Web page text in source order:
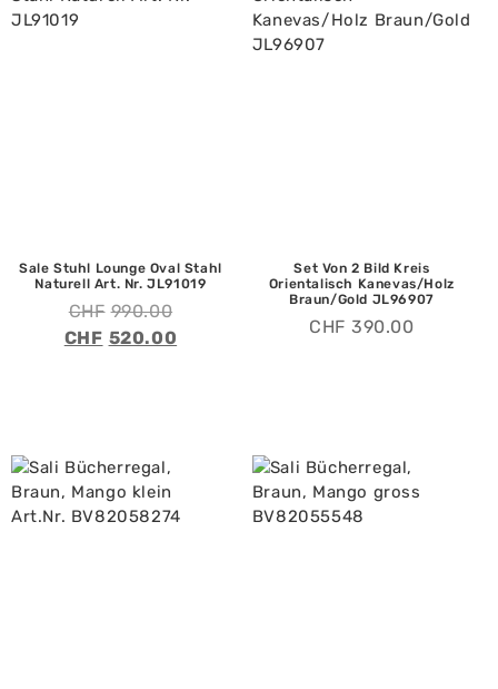
Sale Stuhl Lounge Oval Stahl
Naturell Art. Nr. JL91019
CHF 990.00
CHF 520.00
Set Von 2 Bild Kreis
Orientalisch Kanevas/Holz
Braun/Gold JL96907
CHF 390.00